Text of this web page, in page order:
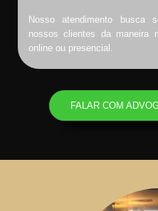
Nosso atendimento busca
nossos clientes da maneira
online ou presencial.
FALAR COM